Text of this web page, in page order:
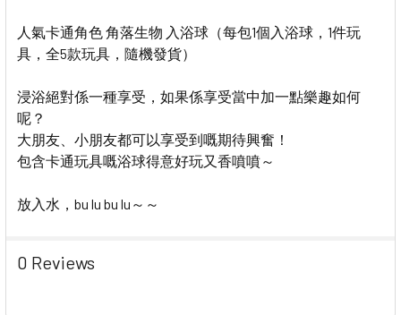
人氣卡通角色 角落生物 入浴球（每包1個入浴球，1件玩
具，全5款玩具，隨機發貨）
浸浴絕對係一種享受，如果係享受當中加一點樂趣如何
呢？
大朋友、小朋友都可以享受到嘅期待興奮！
包含卡通玩具嘅浴球得意好玩又香噴噴～
放入水，bu lu bu lu～～
0 Reviews